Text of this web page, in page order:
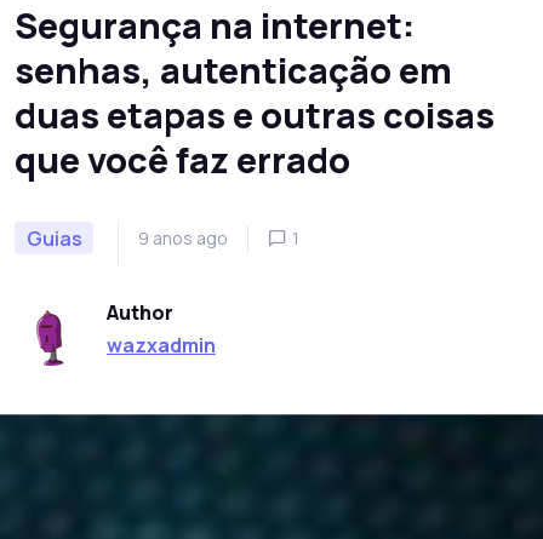
Segurança na internet:
senhas, autenticação em
duas etapas e outras coisas
que você faz errado
Guias 9 anos ago 1
Author
wazxadmin